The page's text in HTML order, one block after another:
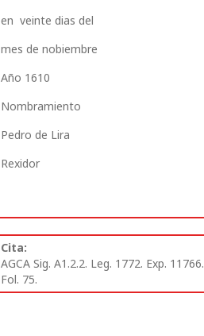
en veinte dias del
mes de nobiembre
Año 1610
Nombramiento
Pedro de Lira
Rexidor
Cita:
AGCA Sig. A1.2.2. Leg. 1772. Exp. 11766.
Fol. 75.